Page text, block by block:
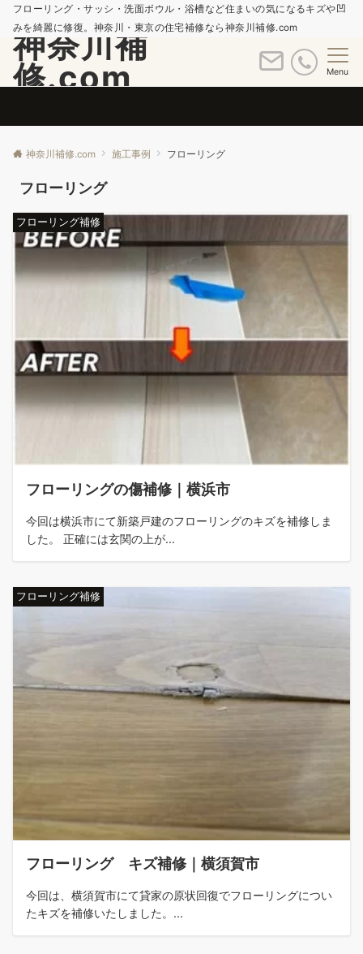
フローリング・サッシ・洗面ボウル・浴槽など住まいの気になるキズや凹
みを綺麗に修復。神奈川・東京の住宅補修なら神奈川補修.com
神奈川補
修.com
Menu
神奈川補修.com 施工事例 フローリング
フローリング
フローリング補修
フローリングの傷補修｜横浜市
今回は横浜市にて新築戸建のフローリングのキズを補修しま
した。 正確には玄関の上が...
フローリング補修
フローリング キズ補修｜横須賀市
今回は、横須賀市にて貸家の原状回復でフローリングについ
たキズを補修いたしました。...